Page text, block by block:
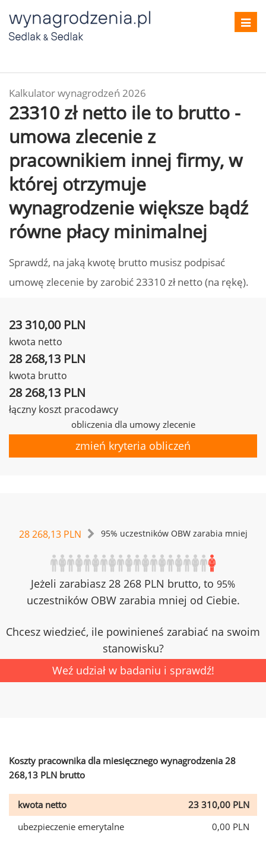
Kalkulator wynagrodzeń 2026
23310 zł netto ile to brutto -
umowa zlecenie z
pracownikiem innej firmy, w
której otrzymuje
wynagrodzenie większe bądź
równe płacy minimalnej
Sprawdź, na jaką kwotę brutto musisz podpisać
umowę zlecenie by zarobić 23310 zł netto (na rękę).
23 310,00 PLN
kwota netto
28 268,13 PLN
kwota brutto
28 268,13 PLN
łączny koszt pracodawcy
obliczenia dla umowy zlecenie
zmień kryteria obliczeń
28 268,13 PLN 95% uczestników OBW zarabia mniej
Jeżeli zarabiasz 28 268 PLN brutto, to 95%
uczestników OBW zarabia mniej od Ciebie.
Chcesz wiedzieć, ile powinieneś zarabiać na swoim
stanowisku?
Weź udział w badaniu i sprawdź!
Koszty pracownika dla miesięcznego wynagrodzenia 28
268,13 PLN brutto
kwota netto
23 310,00 PLN
ubezpieczenie emerytalne
0,00 PLN